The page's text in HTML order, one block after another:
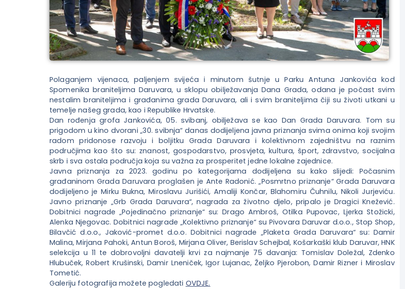
Polaganjem vijenaca, paljenjem svijeća i minutom šutnje u Parku Antuna Jankovića kod
Spomenika braniteljima Daruvara, u sklopu obilježavanja Dana Grada, odana je počast svim
nestalim braniteljima i građanima grada Daruvara, ali i svim braniteljima čiji su životi utkani u
temelje našeg grada, kao i Republike Hrvatske.
Dan rođenja grofa Jankovića, 05. svibanj, obilježava se kao Dan Grada Daruvara. Tom su
prigodom u kino dvorani „30. svibnja“ danas dodijeljena javna priznanja svima onima koji svojim
radom pridonose razvoju i boljitku Grada Daruvara i kolektivnom zajedništvu na raznim
područjima kao što su: znanost, gospodarstvo, prosvjeta, kultura, šport, zdravstvo, socijalna
skrb i sva ostala područja koja su važna za prosperitet jedne lokalne zajednice.
Javna priznanja za 2023. godinu po kategorijama dodijeljena su kako slijedi: Počasnim
građaninom Grada Daruvara proglašen je Ante Radonić. „Posmrtno priznanje“ Grada Daruvara
dodijeljeno je Mirku Bukna, Miroslavu Jurišići, Amaliji Končar, Blahomiru Čuhnilu, Nikoli Jurjeviću.
Javno priznanje „Grb Grada Daruvara“, nagrada za životno djelo, pripalo je Dragici Knežević.
Dobitnici nagrade „Pojedinačno priznanje“ su: Drago Ambroš, Otilka Pupovac, Ljerka Stožicki,
Alenka Njegovac. Dobitnici nagrade „Kolektivno priznanje“ su Pivovara Daruvar d.o.o., Stop Shop,
Bilavčić d.o.o., Jaković-promet d.o.o. Dobitnici nagrade „Plaketa Grada Daruvara“ su: Damir
Malina, Mirjana Pahoki, Antun Boroš, Mirjana Oliver, Berislav Schejbal, Košarkaški klub Daruvar, HNK
selekcija u 11 te dobrovoljni davatelji krvi za najmanje 75 davanja: Tomislav Doležal, Zdenko
Hlubuček, Robert Krušinski, Damir Lneniček, Igor Lujanac, Željko Pjerobon, Damir Rizner i Miroslav
Tometić.
Galeriju fotografija možete pogledati OVDJE.